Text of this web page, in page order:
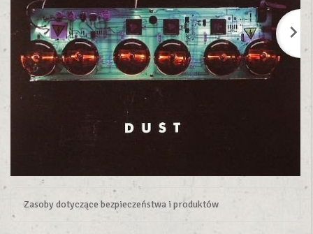
Zasoby dotyczące bezpieczeństwa i produktów